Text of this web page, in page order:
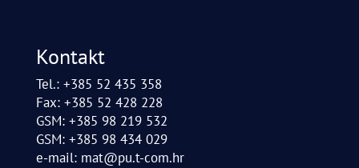
Kontakt
Tel.: +385 52 435 358
Fax: +385 52 428 228
GSM: +385 98 219 532
GSM: +385 98 434 029
e-mail: mat@pu.t-com.hr